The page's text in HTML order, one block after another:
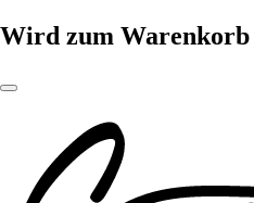
Wird zum Warenkorb